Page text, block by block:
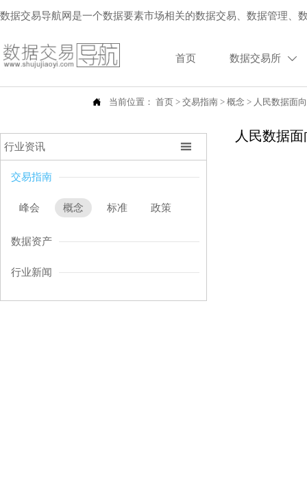
数据交易导航网是一个数据要素市场相关的数据交易、数据管理、
首页 数据交易所 
 当前位置：首页 >交易指南 >概念 > 人民数据面
行业资讯 
交易指南
峰会 概念 标准 政策
数据资产
行业新闻
人民数据